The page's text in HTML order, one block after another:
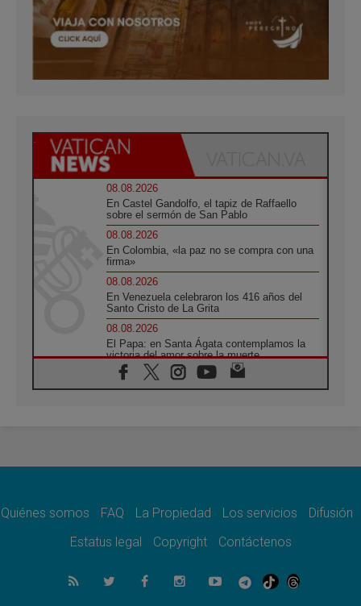
08.08.2026
En Castel Gandolfo, el tapiz de Raffaello
sobre el sermón de San Pablo
08.08.2026
En Colombia, «la paz no se compra con una
firma»
08.08.2026
En Venezuela celebraron los 416 años del
Santo Cristo de La Grita
08.08.2026
El Papa: en Santa Ágata contemplamos la
victoria del amor sobre la muerte
08.08.2026
León XIV visitará el Santuario de la Madre
07.08.2026
07.08.2026
el compromiso del cristiano"
La matanza de niños en Gaza no cesa: 300
muertos en 300 días
Quiénes somos FAQ La Propiedad Los servicios
Difusión
Estatus legal
Copyright Contáctenos